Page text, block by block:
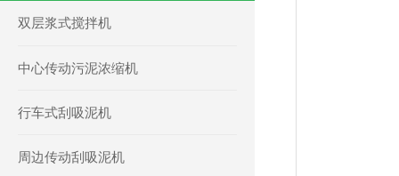
双层浆式搅拌机
中心传动污泥浓缩机
行车式刮吸泥机
周边传动刮吸泥机